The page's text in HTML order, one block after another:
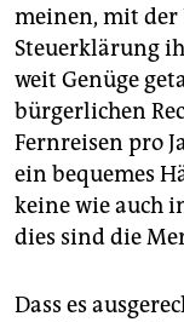
meinen, mit
Steuerklärung
weit Genüge
bürgerlichen
Fernreisen pro
ein bequemes
keine wie auch
dies sind die
Dass es